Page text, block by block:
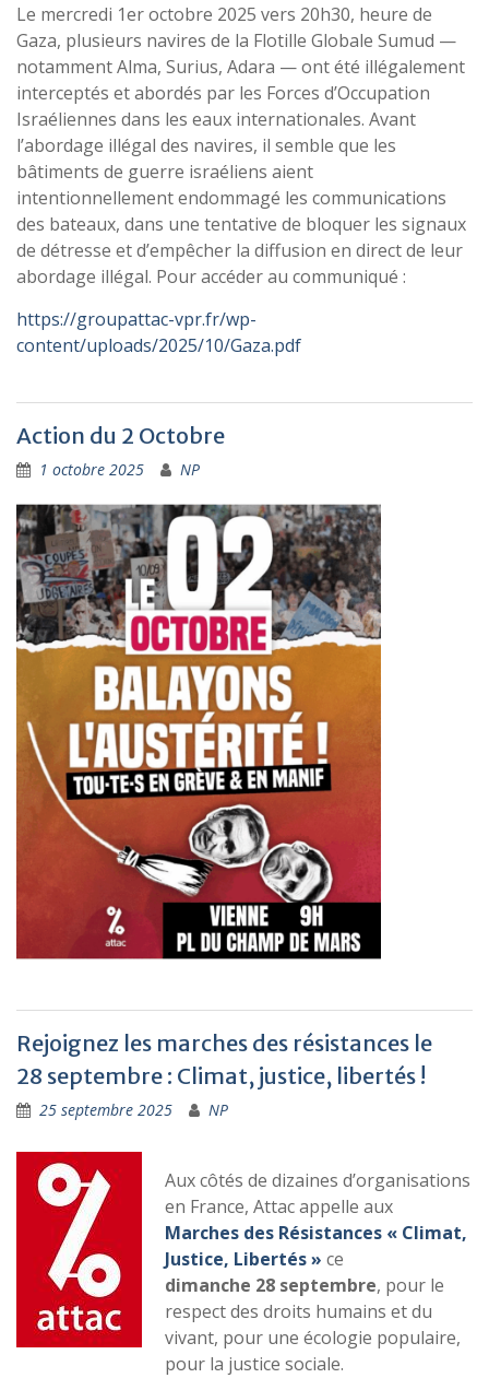
Le mercredi 1er octobre 2025 vers 20h30, heure de
Gaza, plusieurs navires de la Flotille Globale Sumud —
notamment Alma, Surius, Adara — ont été illégalement
interceptés et abordés par les Forces d’Occupation
Israéliennes dans les eaux internationales. Avant
l’abordage illégal des navires, il semble que les
bâtiments de guerre israéliens aient
intentionnellement endommagé les communications
des bateaux, dans une tentative de bloquer les signaux
de détresse et d’empêcher la diffusion en direct de leur
abordage illégal. Pour accéder au communiqué :
https://groupattac-vpr.fr/wp-
content/uploads/2025/10/Gaza.pdf
Action du 2 Octobre
1 octobre 2025 NP
Rejoignez les marches des résistances le
28 septembre : Climat, justice, libertés !
25 septembre 2025 NP
Aux côtés de dizaines d’organisations
en France, Attac appelle aux
Marches des Résistances « Climat,
Justice, Libertés » ce
dimanche 28 septembre, pour le
respect des droits humains et du
vivant, pour une écologie populaire,
pour la justice sociale.